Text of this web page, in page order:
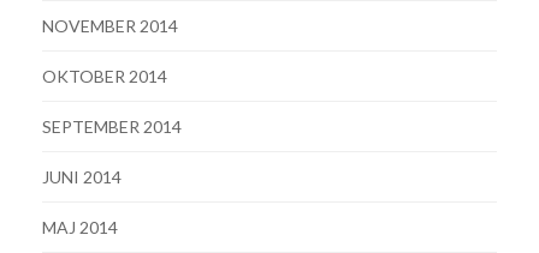
NOVEMBER 2014
OKTOBER 2014
SEPTEMBER 2014
JUNI 2014
MAJ 2014